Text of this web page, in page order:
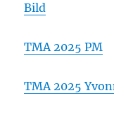
Bild
TMA 2025 PM
TMA 2025